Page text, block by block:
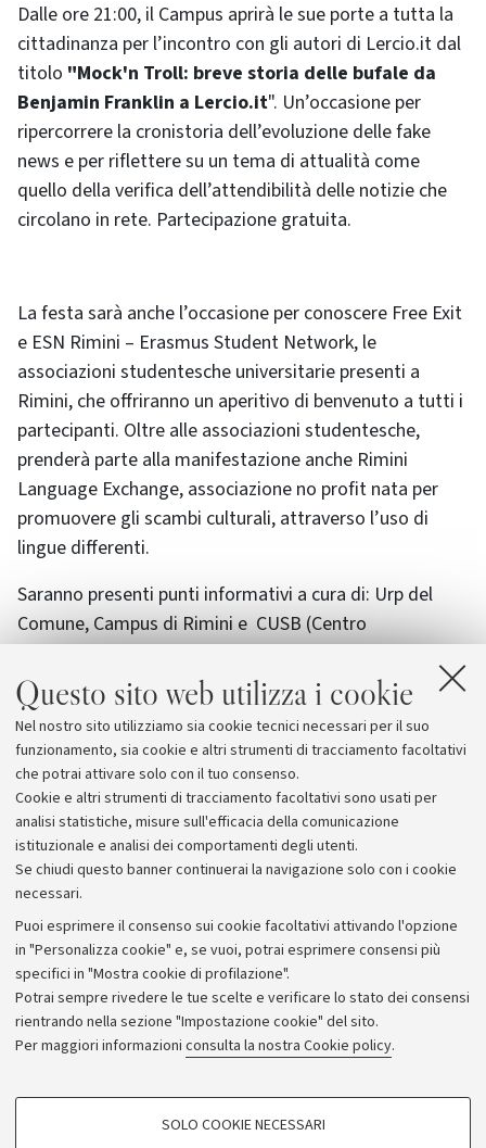
Questo sito web utilizza i cookie
Nel nostro sito utilizziamo sia cookie tecnici necessari per il suo
funzionamento, sia cookie e altri strumenti di tracciamento facoltativi
che potrai attivare solo con il tuo consenso.
Cookie e altri strumenti di tracciamento facoltativi sono usati per
analisi statistiche, misure sull'efficacia della comunicazione
istituzionale e analisi dei comportamenti degli utenti.
Se chiudi questo banner continuerai la navigazione solo con i cookie
necessari.
Puoi esprimere il consenso sui cookie facoltativi attivando l'opzione
in "Personalizza cookie" e, se vuoi, potrai esprimere consensi più
specifici in "Mostra cookie di profilazione".
Potrai sempre rivedere le tue scelte e verificare lo stato dei consensi
rientrando nella sezione "Impostazione cookie" del sito.
Per maggiori informazioni consulta la nostra Cookie policy.
COOKIE DI PROFILAZIONE - FACOLTATIVI
SOLO COOKIE NECESSARI
Dalle ore 21:00, il Campus aprirà le sue porte a tutta la
cittadinanza per l’incontro con gli autori di Lercio.it dal
titolo "Mock'n Troll: breve storia delle bufale da
Benjamin Franklin a Lercio.it". Un’occasione per
ripercorrere la cronistoria dell’evoluzione delle fake
news e per riflettere su un tema di attualità come
quello della verifica dell’attendibilità delle notizie che
circolano in rete. Partecipazione gratuita.
La festa sarà anche l’occasione per conoscere Free Exit
e ESN Rimini – Erasmus Student Network, le
associazioni studentesche universitarie presenti a
Rimini, che offriranno un aperitivo di benvenuto a tutti i
partecipanti. Oltre alle associazioni studentesche,
prenderà parte alla manifestazione anche Rimini
Language Exchange, associazione no profit nata per
promuovere gli scambi culturali, attraverso l’uso di
lingue differenti.
Saranno presenti punti informativi a cura di: Urp del
Comune, Campus di Rimini e CUSB (Centro
Universitario Sportivo sede di Rimini).
L’evento è realizzato con la collaborazione e il
patrocinio del Comune di Rimini.
Archivio
Comunicati stampa
Redazione
Rassegna stampa